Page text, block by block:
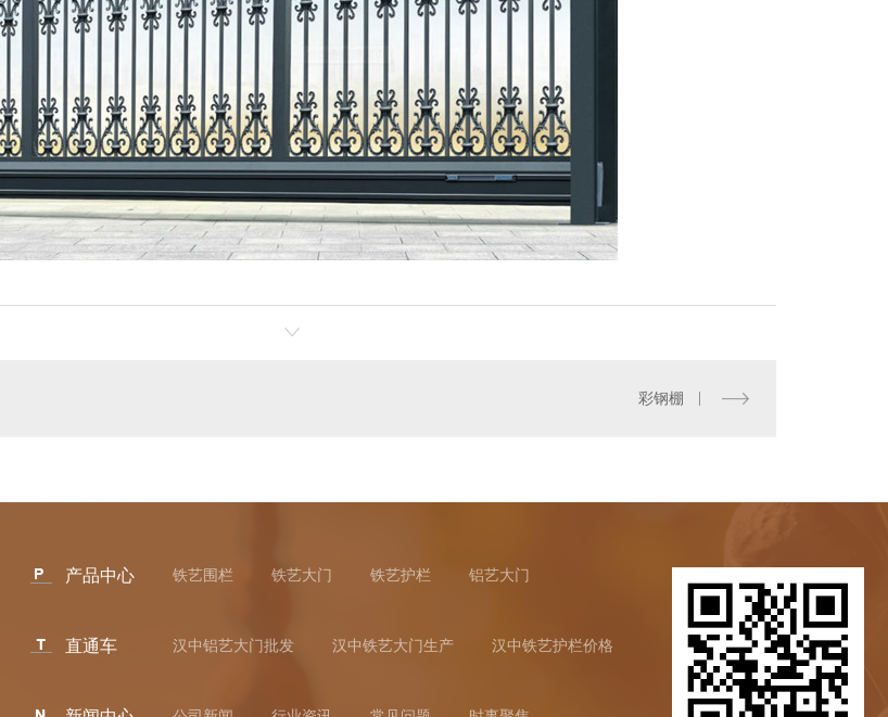
彩钢棚
产品中心 铁艺围栏 铁艺大门 铁艺护栏 铝艺大门
直通车 汉中铝艺大门批发 汉中铁艺大门生产 汉中铁艺护栏价格